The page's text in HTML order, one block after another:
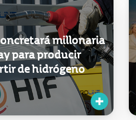
millonaria
para producir
de hidrógeno